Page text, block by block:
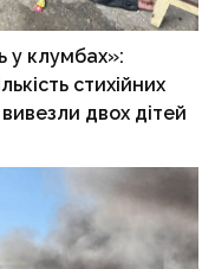
у клумбах»:
стихійних
двох дітей